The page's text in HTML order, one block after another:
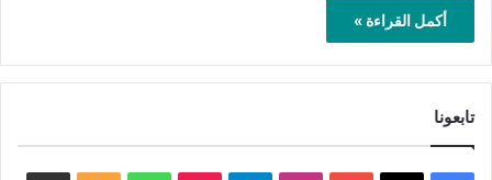
أكمل القراءة »
تابعونا